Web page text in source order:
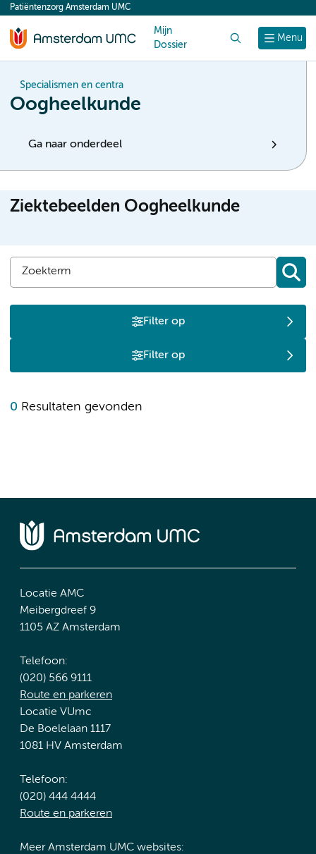
content
Menu
Patiëntenzorg Amsterdam UMC
Mijn
Dossier
Specialismen en centra
Oogheelkunde
Ga naar onderdeel
Ziektebeelden Oogheelkunde
Filter op
Filter op
0 Resultaten gevonden
Locatie AMC
Meibergdreef 9
1105 AZ Amsterdam
Telefoon:
(020) 566 9111
Route en parkeren
Locatie VUmc
De Boelelaan 1117
1081 HV Amsterdam
Telefoon:
(020) 444 4444
Route en parkeren
Meer Amsterdam UMC websites: